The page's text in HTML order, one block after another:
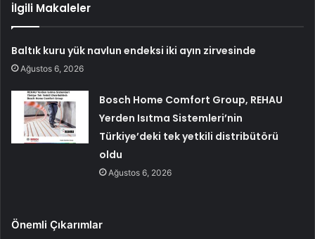
İlgili Makaleler
Baltık kuru yük navlun endeksi iki ayın zirvesinde
Ağustos 6, 2026
Bosch Home Comfort Group, REHAU
Yerden Isıtma Sistemleri’nin
Türkiye’deki tek yetkili distribütörü
oldu
Ağustos 6, 2026
Önemli Çıkarımlar